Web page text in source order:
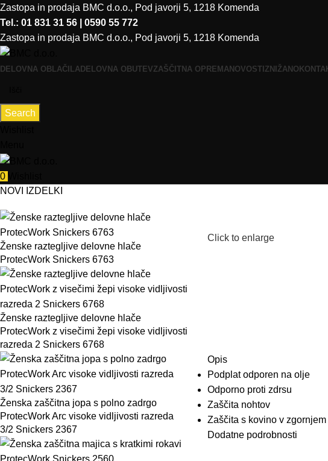
Zastopa in prodaja BMC d.o.o., Pod javorji 5, 1218 Komenda
Tel.: 01 831 31 56 | 0590 55 772
Zastopa in prodaja BMC d.o.o., Pod javorji 5, 1218 Komenda
DELOVNA OBLAČILA DELOVNA OBUTEVZAŠČITNA OPREMA NOVOSTI ZNIŽANO
Search
0
NOVI IZDELKI
Ženske raztegljive delovne hlače
ProtecWork Snickers 6763
Ženske raztegljive delovne hlače
ProtecWork z visečimi žepi visoke vidljivosti
razreda 2 Snickers 6768
Ženska zaščitna jopa s polno zadrgo
ProtecWork Arc visoke vidljivosti razreda
3/2 Snickers 2367
Click to enlarge
Opis
Podplat odporen na olje
Odporno proti zdrsu
Zaščita nohtov
Zaščita s kovino v zgornjem
Dodatne podrobnosti